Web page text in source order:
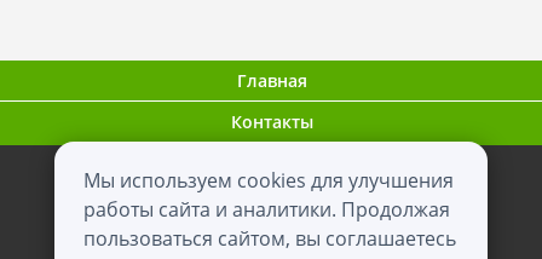
Мы используем cookies для улучшения
работы сайта и аналитики. Продолжая
пользоваться сайтом, вы соглашаетесь
Главная
Контакты
ООО "ВНовостройке.ру"
2012 - 2026 0+